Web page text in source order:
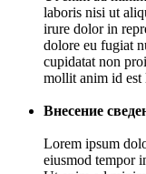
laboris nisi ut
irure dolor in
dolore eu fugiat
cupidatat non
mollit anim id est
Внесение
Lorem ipsum
eiusmod tempor